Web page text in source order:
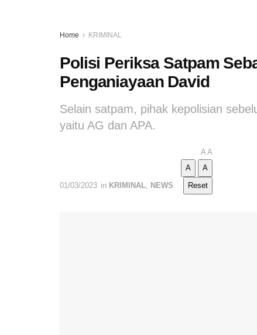
Home KRIMINAL
Polisi Periksa Satpam
Penganiayaan David
Selain satpam, pihak kepolisian
yaitu AG dan APA.
01/03/2023 in KRIMINAL, NEWS
A A
A
A
Reset